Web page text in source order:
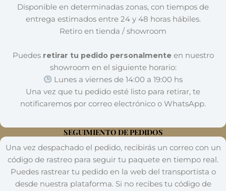
Disponible en determinadas zonas, con tiempos de
entrega estimados entre 24 y 48 horas hábiles.
Retiro en tienda / showroom
Puedes retirar tu pedido personalmenteen nuestro
showroom en el siguiente horario:
Lunes a viernes de 14:00 a 19:00 hs
Una vez que tu pedido esté listo para retirar, te
notificaremos por correo electrónico o WhatsApp.
SEGUIMIENTO DE PEDIDOS
Una vez despachado el pedido, recibirás un correo con un
código de rastreo para seguir tu paquete en tiempo real.
Puedes rastrear tu pedido en la web del transportista o
desde nuestra plataforma. Si no recibes tu código de